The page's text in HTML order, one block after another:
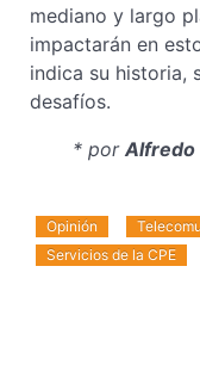
mediano y largo
impactarán en
indica su historia,
desafíos.
* por Alfredo
Opinión
Servicios de la CPE